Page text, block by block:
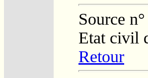
Source
Etat civil
Retour